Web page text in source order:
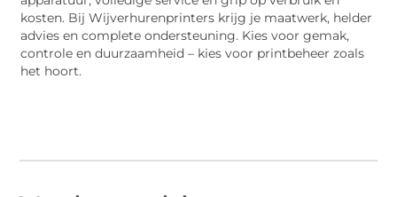
kosten. Bij Wijverhurenprinters krijg je maatwerk, helder
advies en complete ondersteuning. Kies voor gemak,
controle en duurzaamheid – kies voor printbeheer zoals
het hoort.